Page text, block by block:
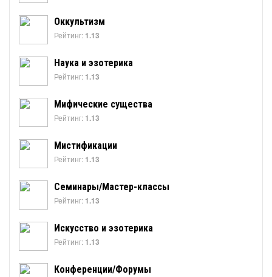
Оккультизм
Рейтинг: 1.13
Наука и эзотерика
Рейтинг: 1.13
Мифические существа
Рейтинг: 1.13
Мистификации
Рейтинг: 1.13
Семинары/Мастер-классы
Рейтинг: 1.13
Искусство и эзотерика
Рейтинг: 1.13
Конференции/Форумы